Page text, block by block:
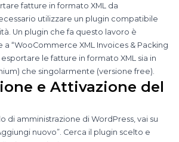
fatture in formato XML da
utilizzare un plugin compatibile
Un plugin che fa questo lavoro è
“WooCommerce XML Invoices & Packing
le fatture in formato XML sia in
che singolarmente (versione free).
e Attivazione del
di amministrazione di WordPress, vai su
nuovo”. Cerca il plugin scelto e